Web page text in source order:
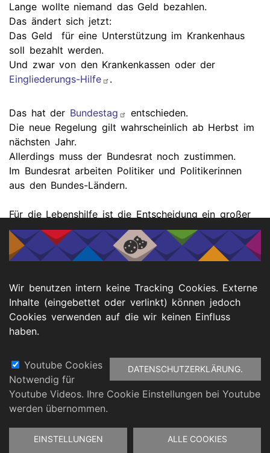
Lange wollte niemand das Geld bezahlen.
Das ändert sich jetzt:
Das Geld für eine Unterstützung im Krankenhaus
soll bezahlt werden.
Und zwar von den Krankenkassen oder der
Eingliederungs-Hilfe
.
Das hat der Bundestag
entschieden.
Die neue Regelung gilt wahrscheinlich ab Herbst im
nächsten Jahr.
Allerdings muss der Bundesrat noch zustimmen.
Im Bundesrat arbeiten Politiker und Politikerinnen
aus den Bundes-Ländern.
Für die Lebenshilfe ist die Entscheidung ein großer
Erfolg. Sie hat lange dafür gekämpft. „
© 2021 Bundesvereinigung Lebenshilfe e.V.
Weitere Infos finden Sie hier:Lebenshilfe e. V.
Und auf der Themen-Kachel
FußbereichBarrierefreiheitserklärung
Wir benutzen intern keine Tracking Cookies. Externe
Inhalte (eingebettet oder verlinkt) können jedoch
Cookies verwenden auf die wir keinen Einfluss
haben.
DATENSCHUTZERKLÄRUNG.
Youtube Cookies
Notwendig für
Youtube Videos. Ihre Cookie Einstellungen bei Youtube
werden übernommen.
EINSTELLUNGEN ALLE COOKIES
Zustimmung
zurückziehen